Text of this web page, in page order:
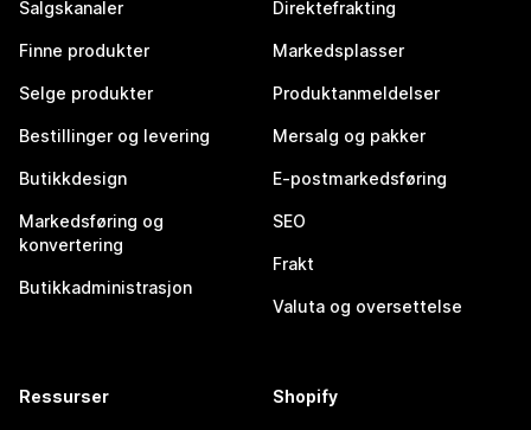
Salgskanaler
Finne produkter
Selge produkter
Bestillinger og levering
Butikkdesign
Markedsføring og
konvertering
Butikkadministrasjon
Direktefrakting
Markedsplasser
Produktanmeldelser
Mersalg og pakker
E-postmarkedsføring
SEO
Frakt
Valuta og oversettelse
Ressurser Shopify